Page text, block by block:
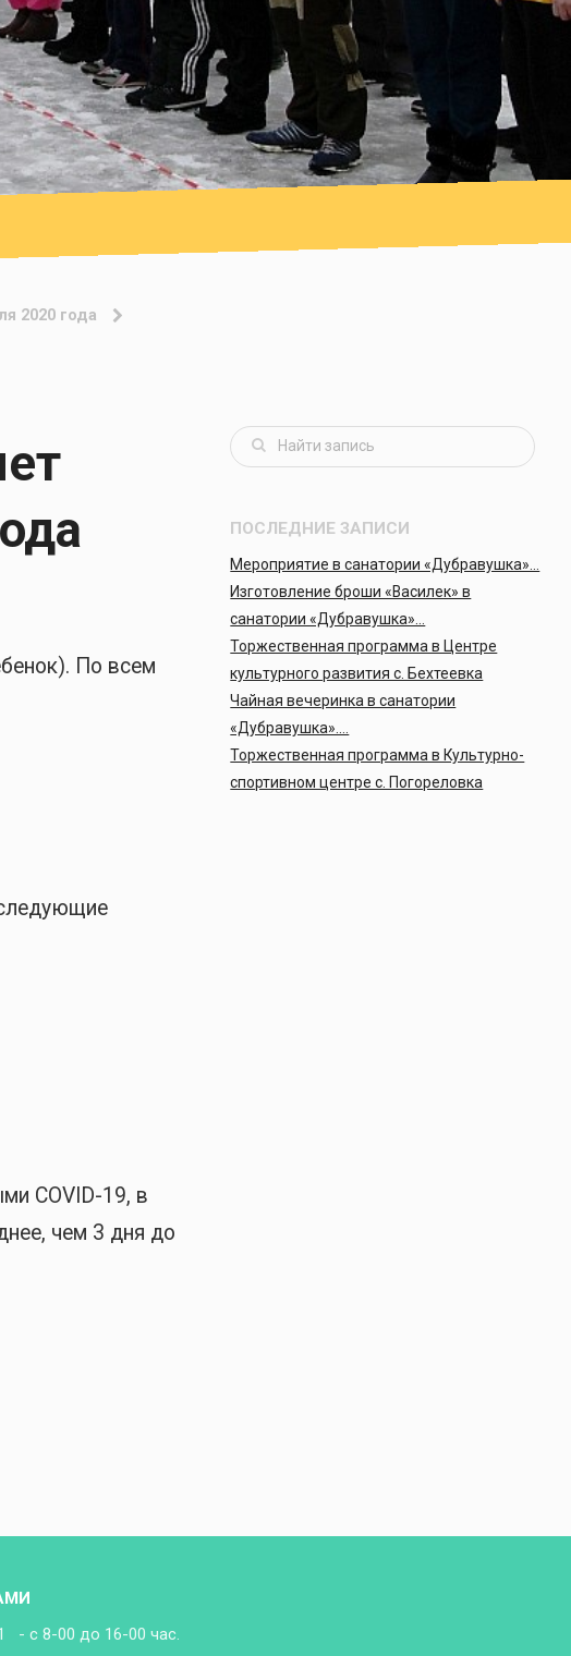
2020 года
По всем
COVID-19, в
чем 3 дня до
ПОСЛЕДНИЕ ЗАПИСИ
Мероприятие в санатории «Дубравушка»…
Изготовление броши «Василек» в
санатории «Дубравушка»…
Торжественная программа в Центре
культурного развития с. Бехтеевка
Чайная вечеринка в санатории
«Дубравушка»….
Торжественная программа в Культурно-
спортивном центре с. Погореловка
- с 8-00 до 16-00 час.